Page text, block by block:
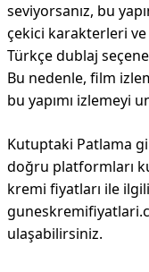
seviyorsanız, bu
çekici karakterleri
Türkçe dublaj
Bu nedenle, film
bu yapımı izlemeyi
Kutuptaki Patlama
doğru platformları
kremi fiyatları ile
ulaşabilirsiniz.